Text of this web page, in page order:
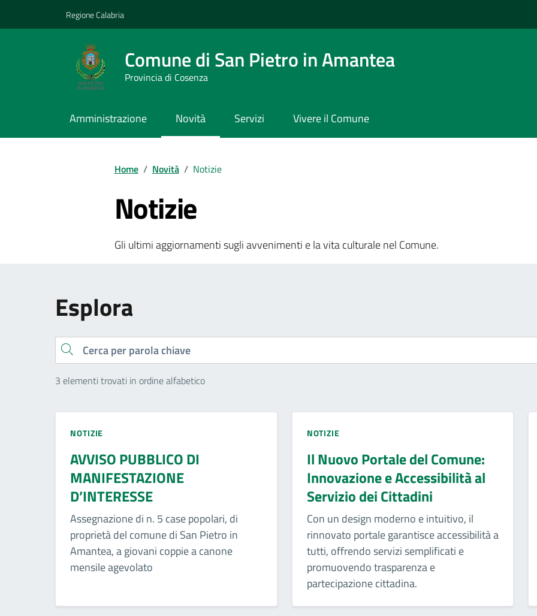
Regione Calabria
Comune di San Pietro in Amantea
Provincia di Cosenza
Amministrazione Novità Servizi Vivere il Comune
Home / Novità / Notizie
Notizie
Gli ultimi aggiornamenti sugli avvenimenti e la vita culturale nel Comune.
Esplora
Cerca
3 elementi trovati in ordine alfabetico
NOTIZIE
AVVISO PUBBLICO DI
MANIFESTAZIONE
D’INTERESSE
Assegnazione di n. 5 case popolari, di
proprietà del comune di San Pietro in
Amantea, a giovani coppie a canone
mensile agevolato
NOTIZIE
Il Nuovo Portale del Comune:
Innovazione e Accessibilità al
Servizio dei Cittadini
Con un design moderno e intuitivo, il
rinnovato portale garantisce accessibilità a
tutti, offrendo servizi semplificati e
promuovendo trasparenza e
partecipazione cittadina.